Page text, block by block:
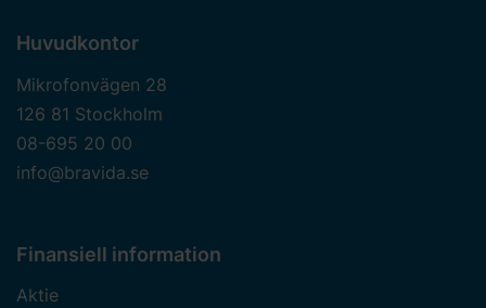
Huvudkontor
Mikrofonvägen 28
126 81 Stockholm
08-695 20 00
info@bravida.se
Finansiell information
Aktie